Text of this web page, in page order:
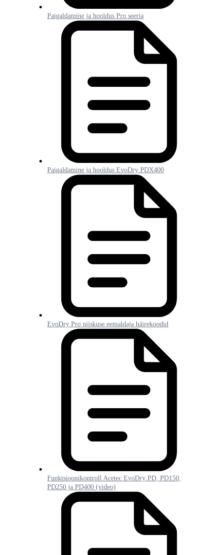
Paigaldamine ja hooldus Pro seeria
Paigaldamine ja hooldus EvoDry PDX400
EvoDry Pro niiskuse eemaldaja häirekoodid
Funktsioonikontroll Acetec EvoDry PD, PD150,
PD250 ja PD400 (video)